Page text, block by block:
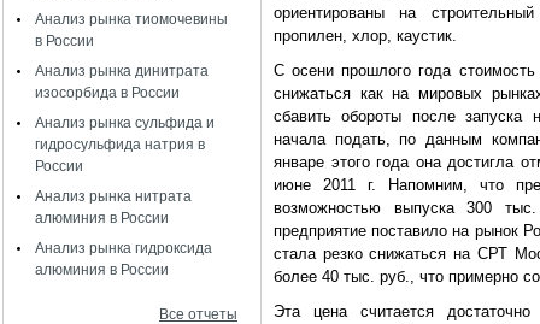
Анализ рынка тиомочевины
в России
Анализ рынка динитрата
изосорбида в России
Анализ рынка сульфида и
гидросульфида натрия в
России
Анализ рынка нитрата
алюминия в России
Анализ рынка гидроксида
алюминия в России
Все отчеты
ориентированы на
пропилен, хлор, каустик.
С осени прошлого года
снижаться как на мировых
сбавить обороты после
начала подать, по данным
январе этого года она достигла
июне 2011 г. Напомним, что
возможностью выпуска 300
предприятие поставило на рынок
стала резко снижаться на СРТ
более 40 тыс. руб., что примерно
Эта цена считается